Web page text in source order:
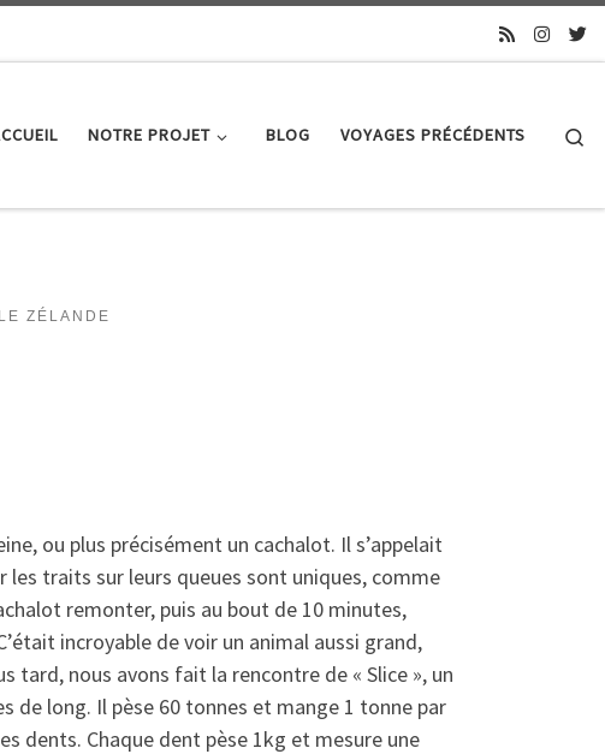
NOTRE PROJET BLOG VOYAGES PRÉCÉDENTS
ZÉLANDE
ou plus précisément un cachalot. Il s’appelait
les traits sur leurs queues sont uniques, comme
remonter, puis au bout de 10 minutes,
incroyable de voir un animal aussi grand,
tard, nous avons fait la rencontre de « Slice », un
de long. Il pèse 60 tonnes et mange 1 tonne par
dents. Chaque dent pèse 1kg et mesure une